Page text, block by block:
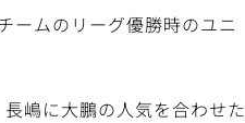
ームのリーグ優勝時のユニ
嶋に大鵬の人気を合わせた